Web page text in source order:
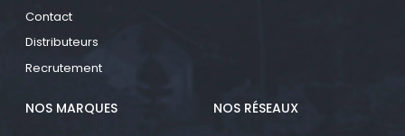
Contact
Distributeurs
Recrutement
NOS MARQUES NOS RÉSEAUX